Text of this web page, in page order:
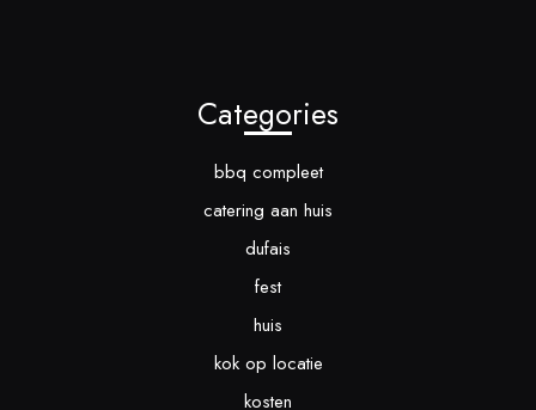
Categories
bbq compleet
catering aan huis
dufais
fest
huis
kok op locatie
kosten